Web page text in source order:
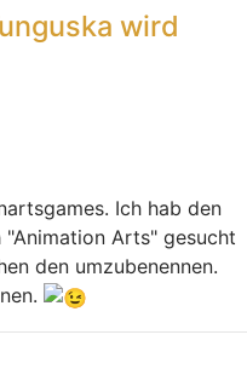
wird
Ich hab den
Arts" gesucht
den umzubenennen.